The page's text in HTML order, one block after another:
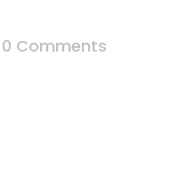
0 Comments